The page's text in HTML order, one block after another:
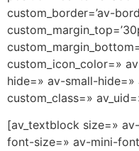
custom_border=’av-
custom_icon_color=»
hide=» av-small-
custom_class=»
[av_textblock size=»
font-size=» av-mini-